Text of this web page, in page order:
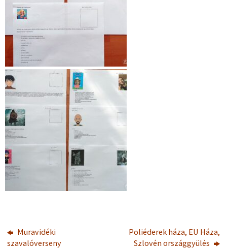
Muravidéki
szavalóverseny
Poliéderek háza, EU Háza,
Szlovén országgyülés